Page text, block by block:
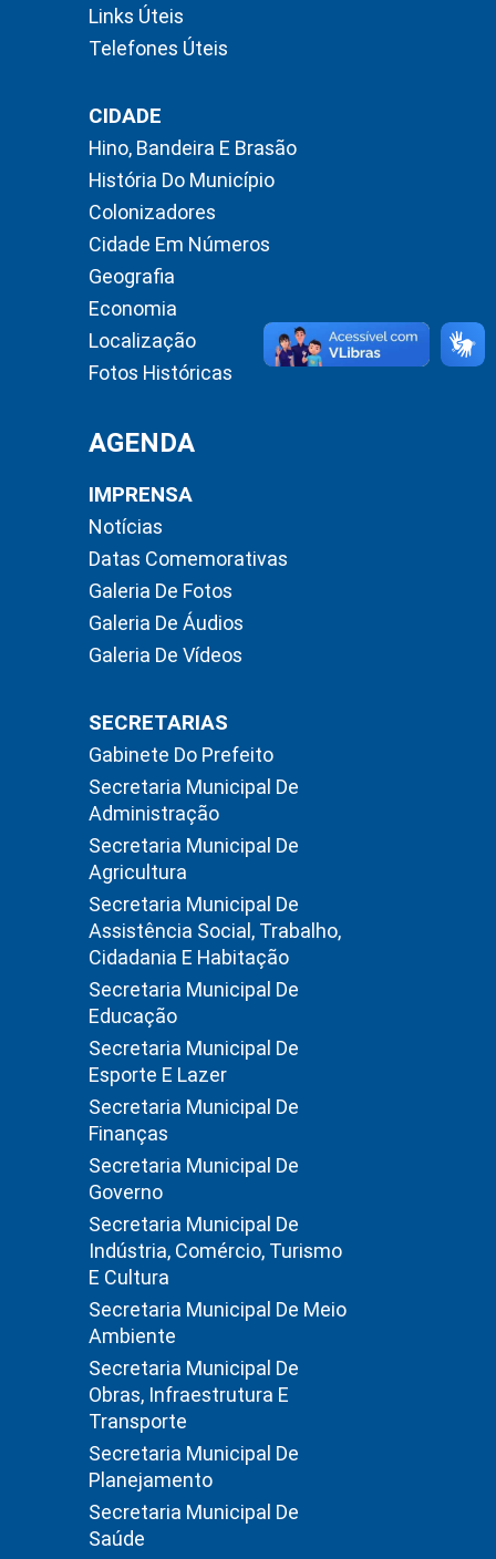
Links Úteis
Telefones Úteis
CIDADE
Hino, Bandeira E Brasão
História Do Município
Colonizadores
Cidade Em Números
Geografia
Economia
Localização
Fotos Históricas
AGENDA
IMPRENSA
Notícias
Datas Comemorativas
Galeria De Fotos
Galeria De Áudios
Galeria De Vídeos
SECRETARIAS
Gabinete Do Prefeito
Secretaria Municipal De
Administração
Secretaria Municipal De
Agricultura
Secretaria Municipal De
Assistência Social, Trabalho,
Cidadania E Habitação
Secretaria Municipal De
Educação
Secretaria Municipal De
Esporte E Lazer
Secretaria Municipal De
Finanças
Secretaria Municipal De
Governo
Secretaria Municipal De
Indústria, Comércio, Turismo
E Cultura
Secretaria Municipal De Meio
Ambiente
Secretaria Municipal De
Obras, Infraestrutura E
Transporte
Secretaria Municipal De
Planejamento
Secretaria Municipal De
Saúde